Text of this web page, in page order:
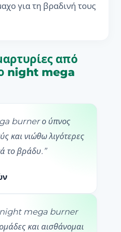
για τη βραδινή τους
από
night mega
burner ο ύπνος
και νιώθω λιγότερες
το βράδυ. ”
night mega burner
και αισθάνομαι